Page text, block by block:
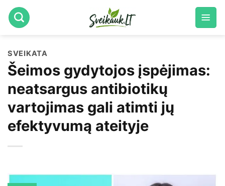
Skip
to
SVEIKATA
Šeimos gydytojos įspėjimas:
neatsargus antibiotikų
vartojimas gali atimti jų
efektyvumą ateityje